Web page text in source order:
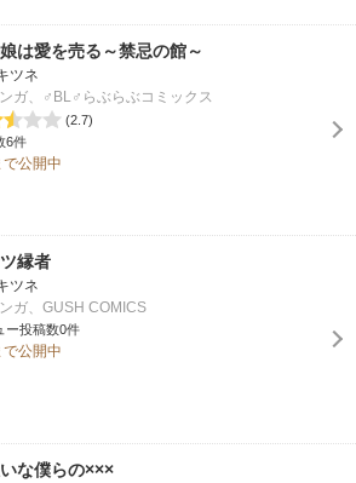
は愛を売る～禁忌の館～
ツネ
ガ、♂BL♂らぶらぶコミックス
(2.7)
6件
で公開中
縁者
ツネ
ガ、GUSH COMICS
ー投稿数0件
で公開中
な僕らの×××